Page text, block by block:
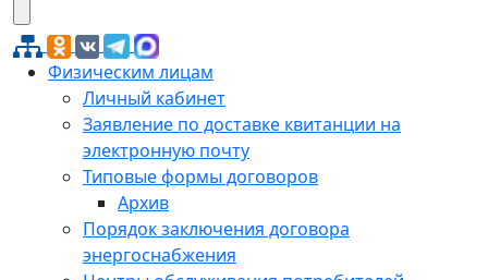
Физическим лицам
Личный кабинет
Заявление по доставке квитанции на
электронную почту
Типовые формы договоров
Архив
Порядок заключения договора
энергоснабжения